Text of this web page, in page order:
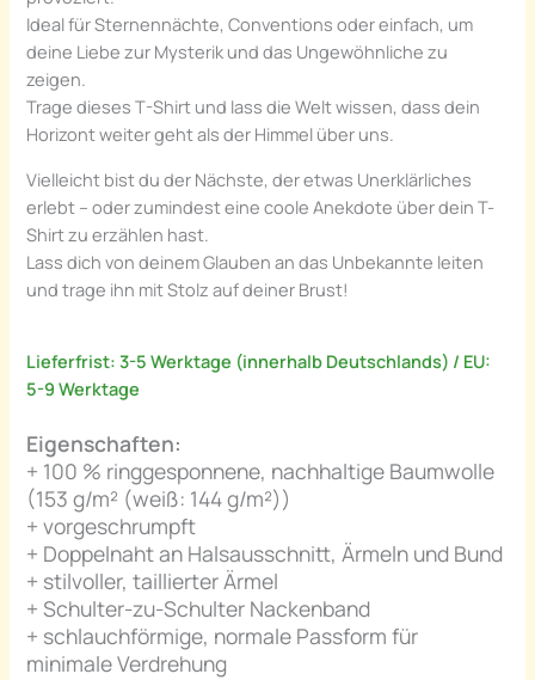
Ideal für Sternennächte, Conventions oder einfach, um
deine Liebe zur Mysterik und das Ungewöhnliche zu
zeigen.
Trage dieses T-Shirt und lass die Welt wissen, dass dein
Horizont weiter geht als der Himmel über uns.
Vielleicht bist du der Nächste, der etwas Unerklärliches
erlebt – oder zumindest eine coole Anekdote über dein T-
Shirt zu erzählen hast.
Lass dich von deinem Glauben an das Unbekannte leiten
und trage ihn mit Stolz auf deiner Brust!
Lieferfrist: 3-5 Werktage (innerhalb Deutschlands) / EU:
5-9 Werktage
Eigenschaften:
+ 100 % ringgesponnene, nachhaltige Baumwolle
(153 g/m² (weiß: 144 g/m²))
+ vorgeschrumpft
+ Doppelnaht an Halsausschnitt, Ärmeln und Bund
+ stilvoller, taillierter Ärmel
+ Schulter-zu-Schulter Nackenband
+ schlauchförmige, normale Passform für
minimale Verdrehung